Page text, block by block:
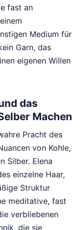
fast an
Medium für
Garn, das
eigenen Willen
das
Machen
Pracht des
von Kohle,
Silber. Elena
einzelne Haar,
Struktur
meditative, fast
verbliebenen
die sie